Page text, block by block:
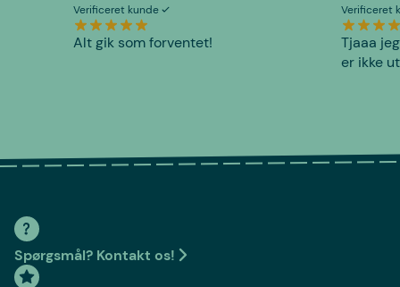
Verificeret kunde
Alt gik som forventet!
Verificeret
Tjaaa
er ikke
Spørgsmål? Kontakt os!